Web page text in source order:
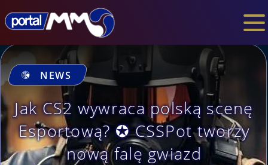
NEWS
Jak CS2 wywraca polską scenę
Esportową? ✪ CSSPot tworzy
nową falę gwiazd